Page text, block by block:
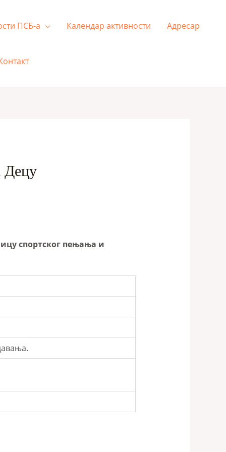
ПСБ-а Календар активности Адресар
Децу
спортског пењања и